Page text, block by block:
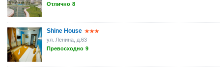
Отлично 8
Shine House
ул. Ленина, д.63
Превосходно 9